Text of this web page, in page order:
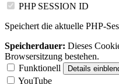
PHP SESSION ID
Speichert die aktuelle PHP-
Speicherdauer: Dieses
Browsersitzung bestehen.
Funktionell
Details
YouTube